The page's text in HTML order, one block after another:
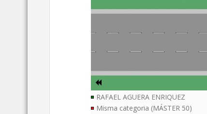
RAFAEL AGUERA ENRIQUEZ
Misma categoria (MÁSTER 50)